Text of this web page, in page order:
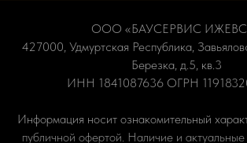
ООО «БАУСЕРВИС
427000, Удмуртская Республика,
Березка, д.5, кв.3
ИНН 1841087636 ОГРН
Информация носит ознакомительный
публичной офертой. Наличие и